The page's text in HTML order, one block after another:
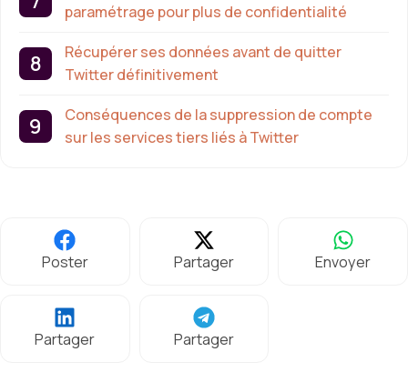
paramétrage pour plus de confidentialité
Récupérer ses données avant de quitter
Twitter définitivement
Conséquences de la suppression de compte
sur les services tiers liés à Twitter
Poster Partager Envoyer
Partager Partager